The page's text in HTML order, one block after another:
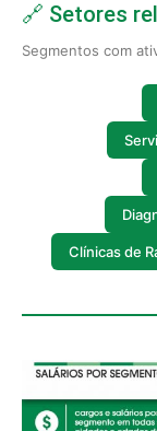
🔗 Setores
Segmentos com
Clínicas de